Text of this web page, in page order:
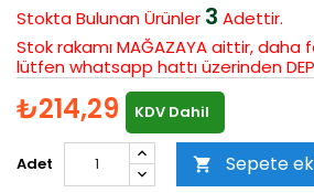
Stokta BulunanÜrünler 3 Adettir.
Stok rakamı MAĞAZAYA aittir, daha
lütfen whatsapp hattı üzerinden
₺214,29 KDV Dahil
Adet  Sepete